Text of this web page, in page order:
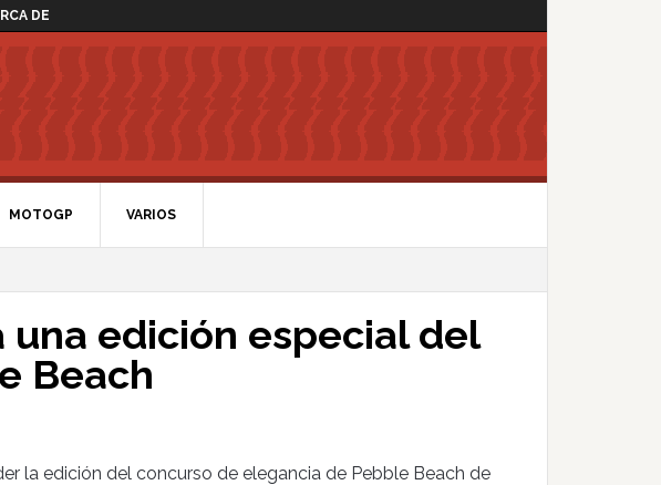
DE
MOTOGP VARIOS
una edición especial del
Beach
la edición del concurso de elegancia de Pebble Beach de